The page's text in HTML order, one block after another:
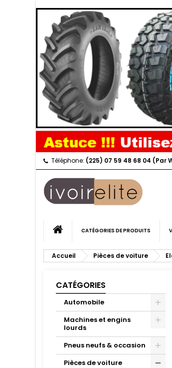
Téléphone: (225) 07 59 48 68 04 (Par
CATÉGORIES DE PRODUITS
Accueil Pièces de voiture
CATÉGORIES
Automobile
Machines et engins
lourds
Pneus neufs & occasion
Pièces de voiture